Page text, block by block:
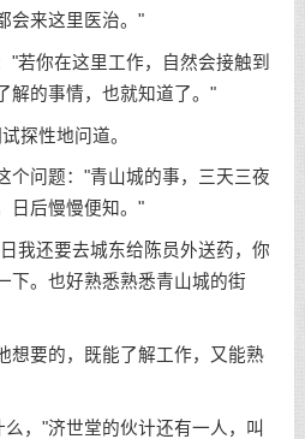
会来这里医治。"
"若你在这里工作，自然会接触到
解的事情，也就知道了。"
探性地问道。
个问题："青山城的事，三天三夜
日后慢慢便知。"
我还要去城东给陈员外送药，你
下。也好熟悉熟悉青山城的街
想要的，既能了解工作，又能熟
，"济世堂的伙计还有一人，叫